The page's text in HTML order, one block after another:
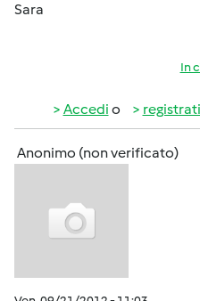
Sara
In
Accedi o registrati
Anonimo (non verificato)